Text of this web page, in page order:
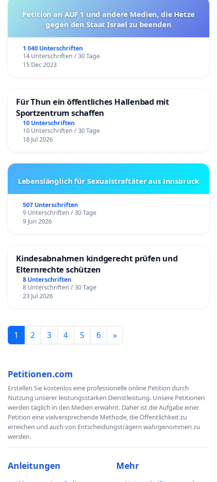
Petition an AUF 1 und andere Medien, die Hetze
gegen den Staat Israel zu beenden
1 040 Unterschriften
14 Unterschriften / 30 Tage
15 Dec 2023
Für Thun ein öffentliches Hallenbad mit
Sportzentrum schaffen
10 Unterschriften
10 Unterschriften / 30 Tage
18 Jul 2026
Lebenslänglich für Sexualstraftäter aus Innsbruck
507 Unterschriften
9 Unterschriften / 30 Tage
9 Jun 2026
Kindesabnahmen kindgerecht prüfen und
Elternrechte schützen
8 Unterschriften
8 Unterschriften / 30 Tage
23 Jul 2026
1 2 3 4 5 6 »
Petitionen.com
Erstellen Sie kostenlos eine professionelle online Petition durch
Nutzung unserer leistungsstarken Dienstleistung. Unsere Petitionen
werden täglich in den Medien erwähnt. Daher ist die Aufgabe einer
Petition eine vielversprechende Methode, die Öffentlichkeit zu
erreichen und auch von Entscheidungsträgern wahrgenommen zu
werden.
Anleitungen Mehr